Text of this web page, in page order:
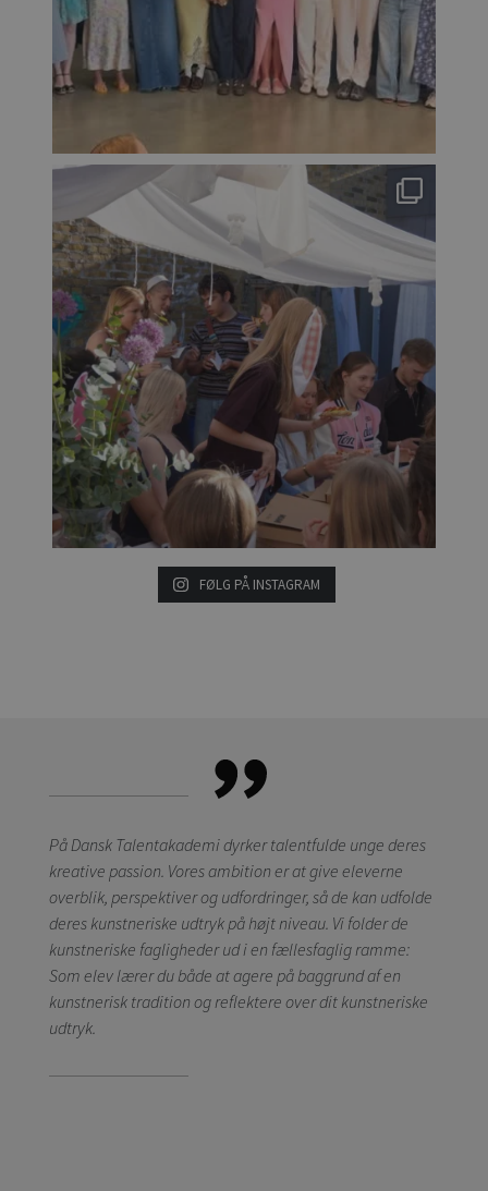
FØLG PÅ INSTAGRAM
På Dansk Talentakademi dyrker talentfulde unge deres
kreative passion. Vores ambition er at give eleverne
overblik, perspektiver og udfordringer, så de kan udfolde
deres kunstneriske udtryk på højt niveau. Vi folder de
kunstneriske fagligheder ud i en fællesfaglig ramme:
Som elev lærer du både at agere på baggrund af en
kunstnerisk tradition og reflektere over dit kunstneriske
udtryk.